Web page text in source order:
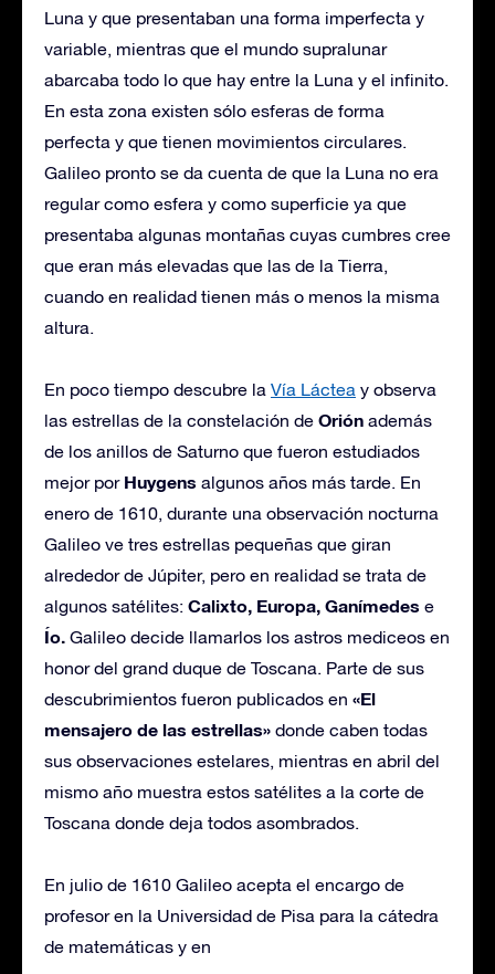
Luna y que presentaban una forma imperfecta y
variable, mientras que el mundo supralunar
abarcaba todo lo que hay entre la Luna y el infinito.
En esta zona existen sólo esferas de forma
perfecta y que tienen movimientos circulares.
Galileo pronto se da cuenta de que la Luna no era
regular como esfera y como superficie ya que
presentaba algunas montañas cuyas cumbres cree
que eran más elevadas que las de la Tierra,
cuando en realidad tienen más o menos la misma
altura.
En poco tiempo descubre la Vía Láctea y observa
las estrellas de la constelación de Orión además
de los anillos de Saturno que fueron estudiados
mejor por Huygens algunos años más tarde. En
enero de 1610, durante una observación nocturna
Galileo ve tres estrellas pequeñas que giran
alrededor de Júpiter, pero en realidad se trata de
algunos satélites: Calixto, Europa, Ganímedes e
Ío. Galileo decide llamarlos los astros mediceos en
honor del grand duque de Toscana. Parte de sus
descubrimientos fueron publicados en «El
mensajero de las estrellas» donde caben todas
sus observaciones estelares, mientras en abril del
mismo año muestra estos satélites a la corte de
Toscana donde deja todos asombrados.
En julio de 1610 Galileo acepta el encargo de
profesor en la Universidad de Pisa para la cátedra
de matemáticas y en